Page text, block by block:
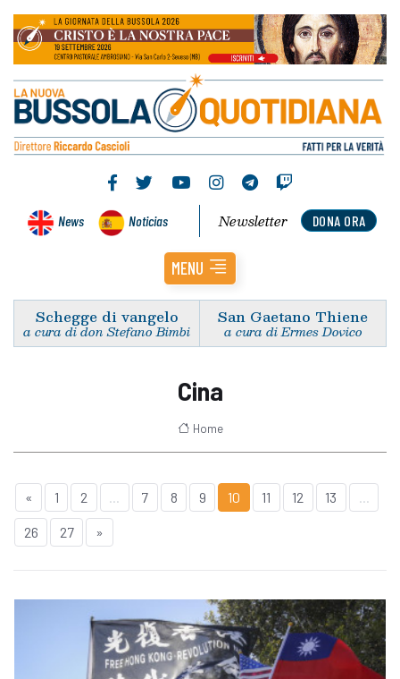
News Noticias DONA ORA
Newsletter
MENU
Schegge di vangelo
a cura di don Stefano Bimbi
San Gaetano Thiene
a cura di Ermes Dovico
Cina
Home
« 1 2 7 8 9 10 11 12 13
26 27 »